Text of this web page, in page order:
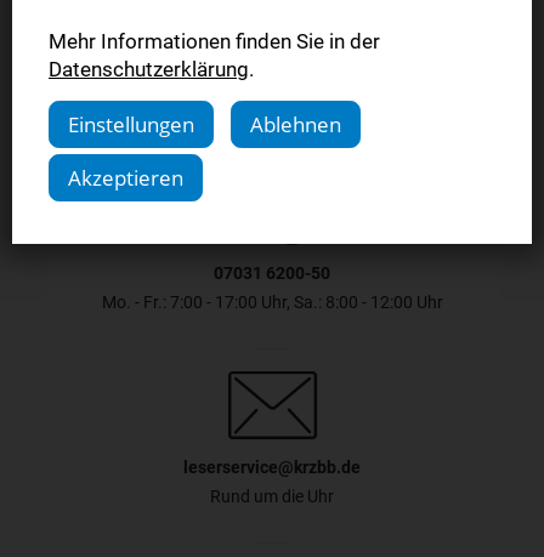
07031 6200-50
Mo. - Fr.: 7:00 - 17:00 Uhr, Sa.: 8:00 - 12:00 Uhr
leserservice@krzbb.de
Rund um die Uhr
Mehr Informationen finden Sie in der
Datenschutzerklärung.
Einstellungen
Ablehnen
Akzeptieren